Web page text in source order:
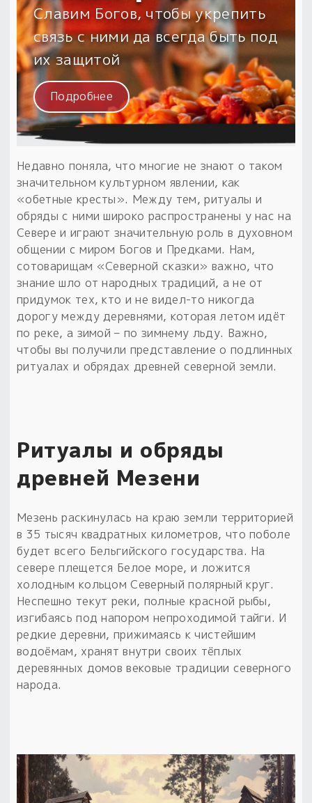
Обрядовые предметы
Расходные материалы
Готовые заговоры и обряды
Сундучок
Об авторе и издательстве
Наборы для книг
Электронные книги
Гадание он-лайн
Приложение для гадания
30 вариантов раскладов по системе Рез Рода:
Предметы
Магические наборы
Для алтаря
Расходные материалы
С чего начать?
Новые книги
в лавке!
«Резы Рода. Нежиты» и «Резы
Рода.Духи-Хозяева» с колодами
толковники со значениями, раскладами,
толкованиями колод
Узнать
Пыльный сундучок
большое обновление
Товары со скидкой
Безоплатная доставка
на заказ от 4 тыс. руб. со скидкой
Оберег в подарок
к заказу от 3 тыс. руб.
Славим Богов, чтобы укрепить
связь с ними да всегда быть под
их защитой
Подробнее
Недавно поняла, что многие не знают о таком
значительном культурном явлении, как
«обетные кресты». Между тем, ритуалы и
обряды с ними широко распространены у нас на
Севере и играют значительную роль в духовном
общении с миром Богов и Предками. Нам,
сотоварищам «Северной сказки» важно, что
знание шло от народных традиций, а не от
придумок тех, кто и не видел-то никогда
дорогу между деревнями, которая летом идёт
по реке, а зимой – по зимнему льду. Важно,
чтобы вы получили представление о подлинных
ритуалах и обрядах древней северной земли.
Ритуалы и обряды
древней Мезени
Мезень раскинулась на краю земли территорией
в 35 тысяч квадратных километров, что поболе
будет всего Бельгийского государства. На
севере плещется Белое море, и ложится
холодным кольцом Северный полярный круг.
Неспешно текут реки, полные красной рыбы,
изгибаясь под напором непроходимой тайги. И
редкие деревни, прижимаясь к чистейшим
водоёмам, хранят внутри своих тёплых
деревянных домов вековые традиции северного
народа.